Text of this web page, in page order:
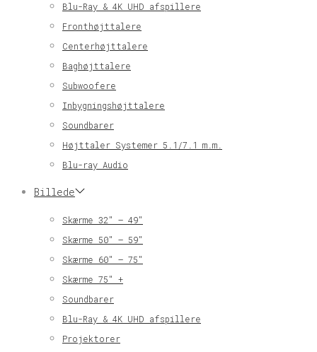
Blu-Ray & 4K UHD afspillere
Fronthøjttalere
Centerhøjttalere
Baghøjttalere
Subwoofere
Inbygningshøjttalere
Soundbarer
Højttaler Systemer 5.1/7.1 m.m.
Blu-ray Audio
Billede
Skærme 32″ – 49″
Skærme 50″ – 59″
Skærme 60″ – 75″
Skærme 75″ +
Soundbarer
Blu-Ray & 4K UHD afspillere
Projektorer